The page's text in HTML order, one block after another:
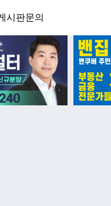
시판문의